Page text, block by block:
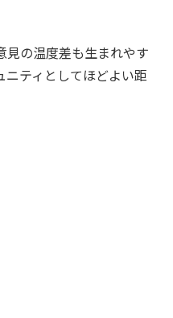
見の温度差も生まれやす
ニティとしてほどよい距